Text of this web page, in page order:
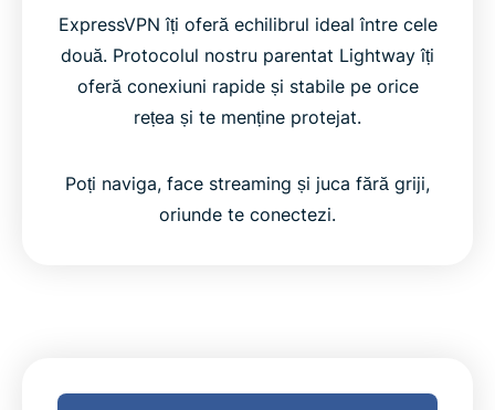
ExpressVPN îți oferă echilibrul ideal între cele
două. Protocolul nostru parentat Lightway îți
oferă conexiuni rapide și stabile pe orice
rețea și te menține protejat.
Poți naviga, face streaming și juca fără griji,
oriunde te conectezi.